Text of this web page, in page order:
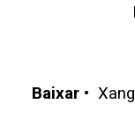
Baixar•